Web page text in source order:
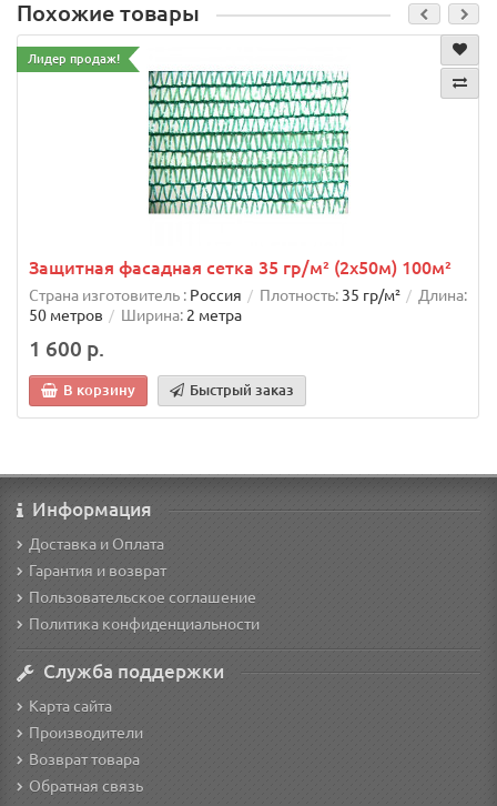
Похожие товары
Лидер продаж!
Защитная фасадная сетка 35 гр/м² (2х50м) 100м²
Страна изготовитель : Россия Плотность: 35 гр/м²
Длина:
50 метров
Ширина: 2 метра
1 600 р.
В корзину Быстрый заказ
Информация
Доставка и Оплата
Гарантия и возврат
Пользовательское соглашение
Политика конфиденциальности
Служба поддержки
Карта сайта
Производители
Возврат товара
Обратная связь